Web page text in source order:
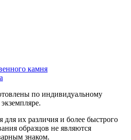
камня
по индивидуальному
их различия и более быстрого
образцов не являются
знаком.